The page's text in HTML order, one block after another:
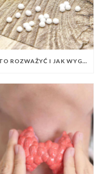
HOMEOPATIA – KIEDY WARTO ROZWAŻYĆ I JAK WYGLĄDA KONSULTACJA HOLISTYCZNA